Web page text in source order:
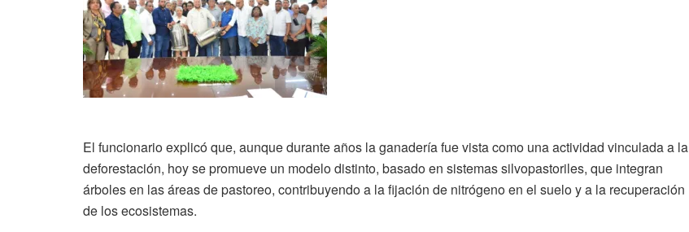
El funcionario explicó que, aunque durante años la ganadería fue vista como una actividad vinculada a la
deforestación, hoy se promueve un modelo distinto, basado en sistemas silvopastoriles, que integran
árboles en las áreas de pastoreo, contribuyendo a la fijación de nitrógeno en el suelo y a la recuperación
de los ecosistemas.